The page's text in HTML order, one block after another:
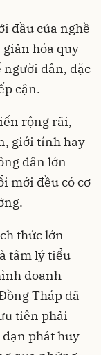
đầu của nghề
hóa quy
dân, đặc
cận.
rộng rãi,
giới tính hay
dân lớn
mới đều có cơ
thức lớn
tâm lý tiểu
doanh
Tháp đã
tiên phải
phát huy